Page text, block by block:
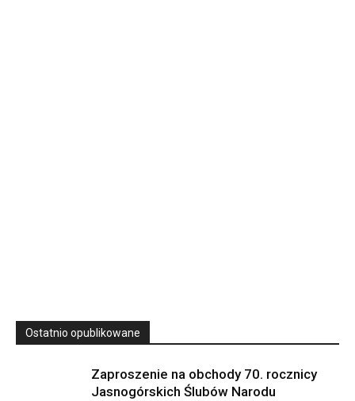
Ostatnio opublikowane
Zaproszenie na obchody 70. rocznicy
Jasnogórskich Ślubów Narodu